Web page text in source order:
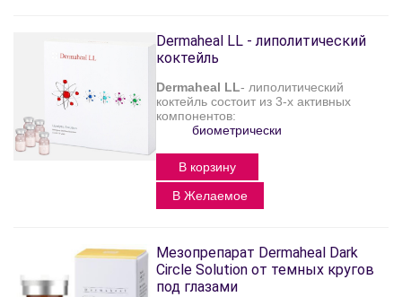
Dermaheal LL - липолитический
коктейль
Dermaheal LL- липолитический
коктейль состоит из 3-х активных
компонентов:
биометрически
В корзину
В Желаемое
Мезопрепарат Dermaheal Dark
Circle Solution от темных кругов
под глазами